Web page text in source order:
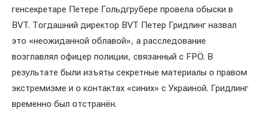
генсекретаре Петерe Гольдгруберe провела обыски в
BVT. Тогдашний директор BVT Петер Гридлинг назвал
это «неожиданной облавой», а расследование
возглавлял офицер полиции, связанный с FPÖ. В
результате были изъяты секретные материалы о правом
экстремизме и о контактах «синих» с Украиной. Гридлинг
временно был отстранён.